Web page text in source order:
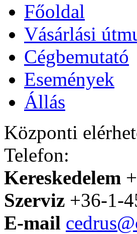
Főoldal
Vásárlási
Cégbemutató
Események
Állás
Központi
Telefon:
Kereskedelem
Szerviz +36-1-
E-mail